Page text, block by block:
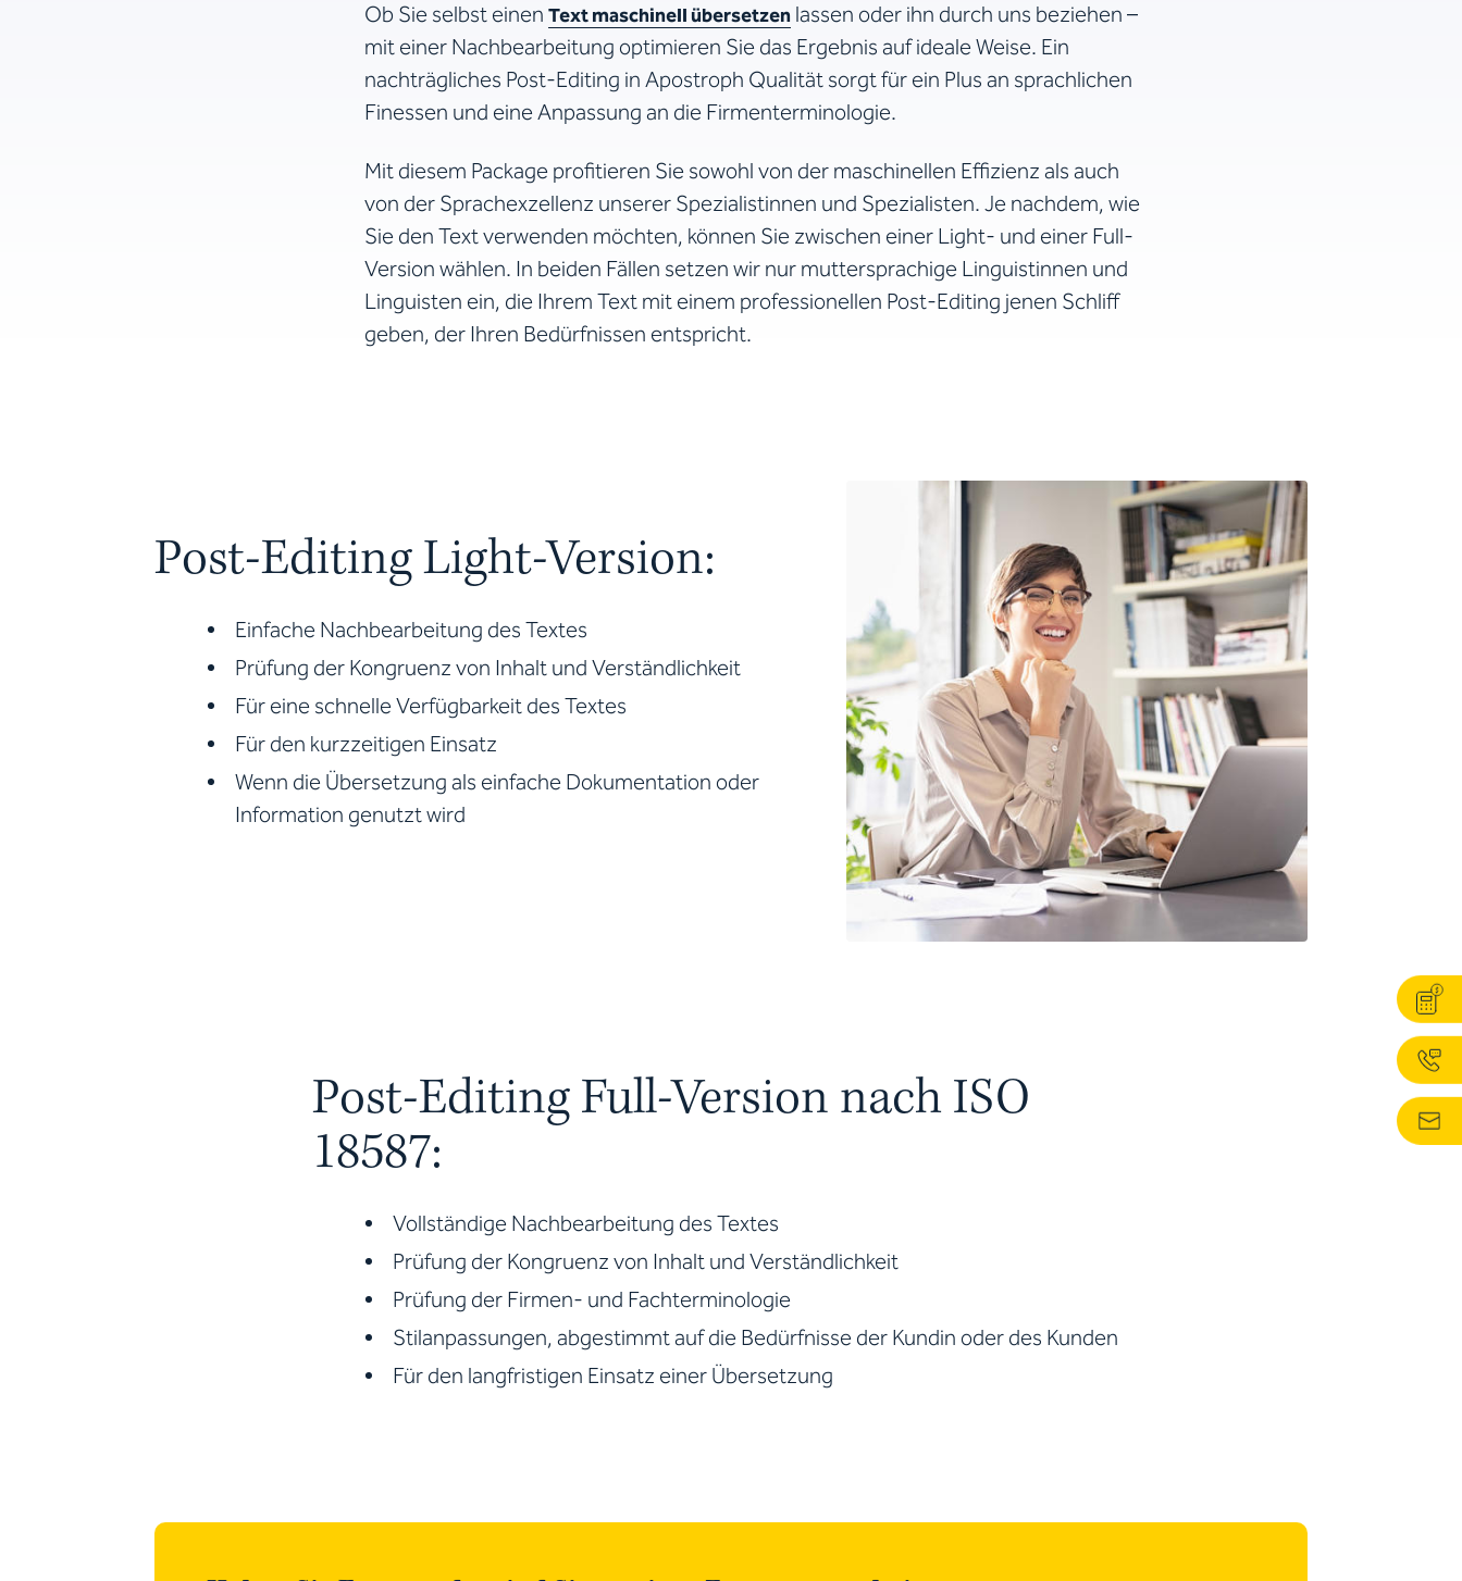
Ob Sie selbst einen Text maschinell übersetzen lassen oder ihn durch uns beziehen –
mit einer Nachbearbeitung optimieren Sie das Ergebnis auf ideale Weise. Ein
nachträgliches Post-Editing in Apostroph Qualität sorgt für ein Plus an sprachlichen
Finessen und eine Anpassung an die Firmenterminologie.
Mit diesem Package profitieren Sie sowohl von der maschinellen Effizienz als auch
von der Sprachexzellenz unserer Spezialistinnen und Spezialisten. Je nachdem, wie
Sie den Text verwenden möchten, können Sie zwischen einer Light- und einer Full-
Version wählen. In beiden Fällen setzen wir nur muttersprachige Linguistinnen und
Linguisten ein, die Ihrem Text mit einem professionellen Post-Editing jenen Schliff
geben, der Ihren Bedürfnissen entspricht.
Post-Editing Light-Version:
Einfache Nachbearbeitung des Textes
Prüfung der Kongruenz von Inhalt und Verständlichkeit
Für eine schnelle Verfügbarkeit des Textes
Für den kurzzeitigen Einsatz
Wenn die Übersetzung als einfache Dokumentation oder
Information genutzt wird
Post-Editing Full-Version nach ISO
18587:
Vollständige Nachbearbeitung des Textes
Prüfung der Kongruenz von Inhalt und Verständlichkeit
Prüfung der Firmen- und Fachterminologie
Stilanpassungen, abgestimmt auf die Bedürfnisse der Kundin oder des Kunden
Für den langfristigen Einsatz einer Übersetzung